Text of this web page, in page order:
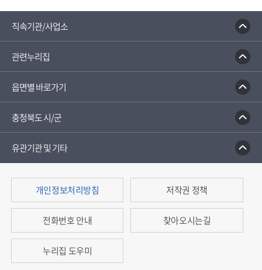
직속기관/사업소
관련누리집
읍면별 바로가기
충청북도 시/군
유관기관 및 기타
개인정보처리방침 저작권 정책
전화번호 안내 찾아오시는길
누리집 도우미